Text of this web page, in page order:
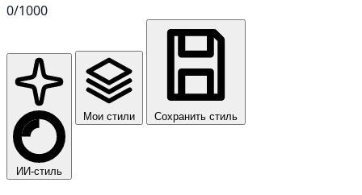
0/1000
ИИ-стиль
Мои стили Сохранить стиль